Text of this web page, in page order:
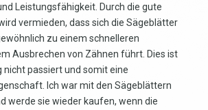
Leistungsfähigkeit. Durch die gute
vermieden, dass sich die Sägeblätter
zu einem schnelleren
Ausbrechen von Zähnen führt. Dies ist
nicht passiert und somit eine
Ich war mit den Sägeblättern
werde sie wieder kaufen, wenn die